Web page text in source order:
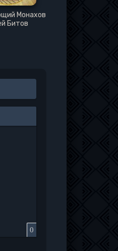
Монахов
Битов
0